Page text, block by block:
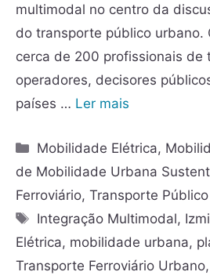
multimodal no centro da
do transporte público urbano.
cerca de 200 profissionais de
operadores, decisores
países … Ler mais
Mobilidade Elétrica,
de Mobilidade Urbana
Ferroviário, Transporte Público
Integração Multimodal,
Elétrica, mobilidade urbana,
Transporte Ferroviário Urbano,